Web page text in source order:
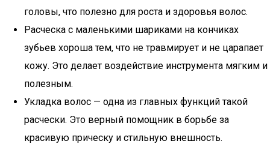
головы, что полезно для роста и здоровья волос.
Расческа с маленькими шариками на кончиках
зубьев хороша тем, что не травмирует и не царапает
кожу. Это делает воздействие инструмента мягким и
полезным.
Укладка волос — одна из главных функций такой
расчески. Это верный помощник в борьбе за
красивую прическу и стильную внешность.